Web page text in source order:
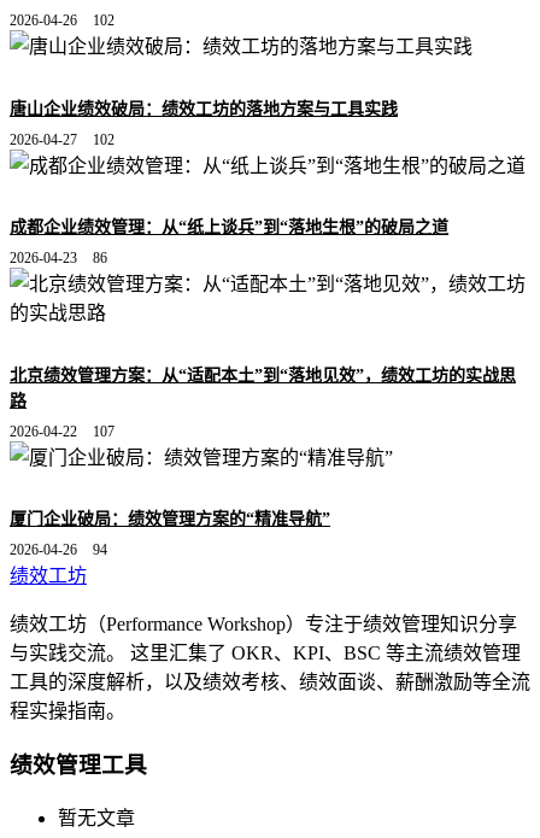
2026-04-26 102
唐山企业绩效破局：绩效工坊的落地方案与工具实践
2026-04-27 102
成都企业绩效管理：从“纸上谈兵”到“落地生根”的破局之道
2026-04-23 86
北京绩效管理方案：从“适配本土”到“落地见效”，绩效工坊的实战思
路
2026-04-22 107
厦门企业破局：绩效管理方案的“精准导航”
2026-04-26 94
绩效工坊
绩效工坊（Performance Workshop）专注于绩效管理知识分享
与实践交流。 这里汇集了 OKR、KPI、BSC 等主流绩效管理
工具的深度解析，以及绩效考核、绩效面谈、薪酬激励等全流
程实操指南。
绩效管理工具
暂无文章